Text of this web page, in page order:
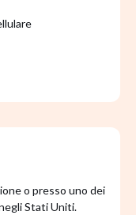
o presso uno dei
Stati Uniti.